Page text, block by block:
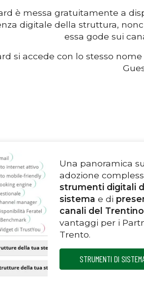
è messa gratuitamente a
digitale della struttura,
essa gode sui
si accede con lo stesso
Una panoramica
adozione
strumenti digitali
sistema e di
canali del Trentino
vantaggi per i
Trento.
STRUMENTI DI